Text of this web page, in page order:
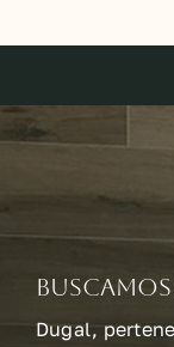
Dugal,